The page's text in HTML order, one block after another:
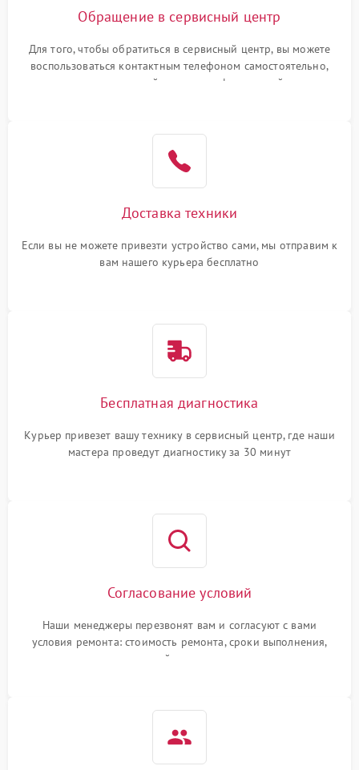
Обращение в сервисный центр
Для того, чтобы обратиться в сервисный центр, вы можете
воспользоваться контактным телефоном самостоятельно,
или оставить свой номер телефона на сайте
Доставка техники
Если вы не можете привезти устройство сами, мы отправим к
вам нашего курьера бесплатно
Бесплатная диагностика
Курьер привезет вашу технику в сервисный центр, где наши
мастера проведут диагностику за 30 минут
Согласование условий
Наши менеджеры перезвонят вам и согласуют с вами
условия ремонта: стоимость ремонта, сроки выполнения,
гарантийные условия